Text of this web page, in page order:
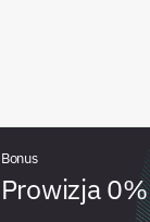
Bonus
Prowizja 0%